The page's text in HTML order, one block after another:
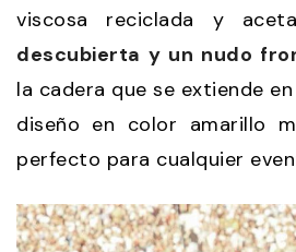
viscosa reciclada y
descubierta y un nudo
la cadera que se extiende
diseño en color amarillo
perfecto para cualquier